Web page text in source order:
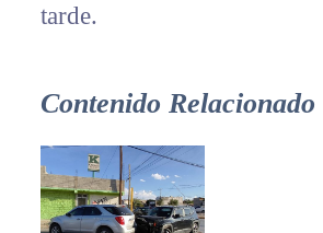
tarde.
Contenido Relacionado